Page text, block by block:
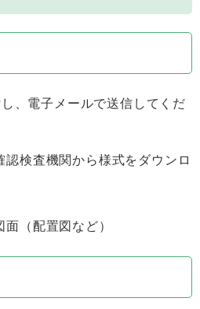
、電子メールで送信してくだ
認検査機関から様式をダウンロ
（配置図など）